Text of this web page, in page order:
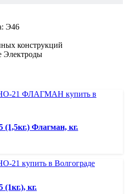
Э46
конструкций
Электроды
Флагман, кг.
кг.